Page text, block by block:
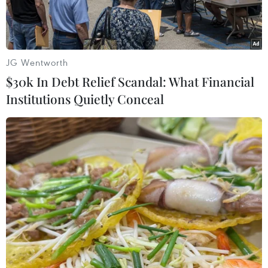
Thủ hiến Catalonia Carles Puigdemont. (Nguồn: Reuters)
Tổng công tố Tây Ban Nha Jose Manuel Maza
không bác bỏ khả năng phát lệnh bắt giữ Thủ
hiến Catalonia Carles Puigdemont trong bối
JG Wentworth
$30k In Debt Relief Scandal: What Financial
Institutions Quietly Conceal